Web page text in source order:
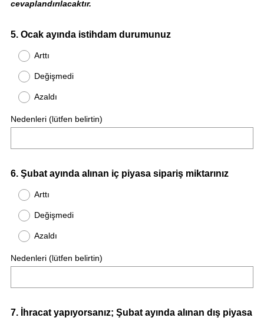
cevaplandırılacaktır.
Question
Title
5. Ocak ayında istihdam durumunuz
Arttı
Değişmedi
Azaldı
Nedenleri (lütfen belirtin)
Question
Title
6. Şubat ayında alınan iç piyasa sipariş miktarınız
Arttı
Değişmedi
Azaldı
Nedenleri (lütfen belirtin)
Question
7.
İhracat yapıyorsanız; Şubat ayında alınan dış piyasa